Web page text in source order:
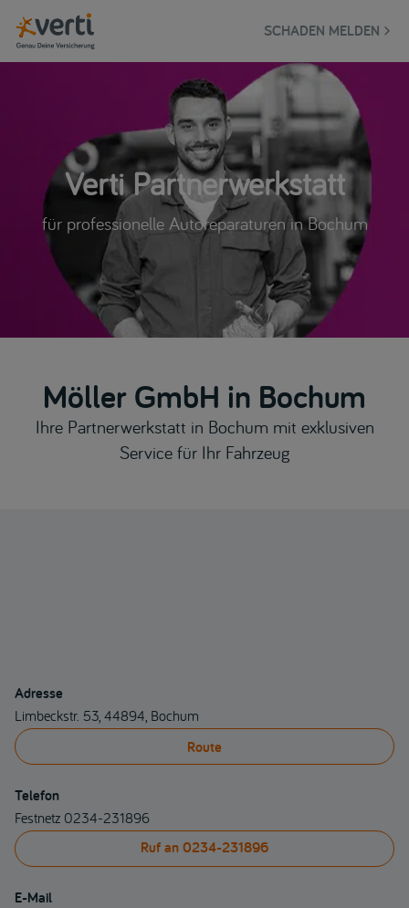
SCHADEN MELDEN
Verti Partnerwerkstatt
für professionelle Autoreparaturen in Bochum
Möller GmbH in Bochum
Ihre Partnerwerkstatt in Bochum mit exklusiven
Service für Ihr Fahrzeug
Adresse
Limbeckstr. 53, 44894, Bochum
Route
Telefon
Festnetz 0234-231896
Ruf an0234-231896
E-Mail